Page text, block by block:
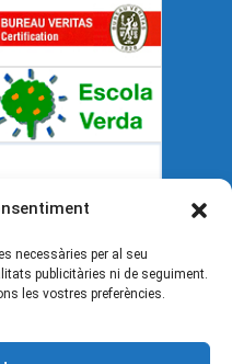
necessàries per al seu
publicitàries ni de seguiment.
les vostres preferències.